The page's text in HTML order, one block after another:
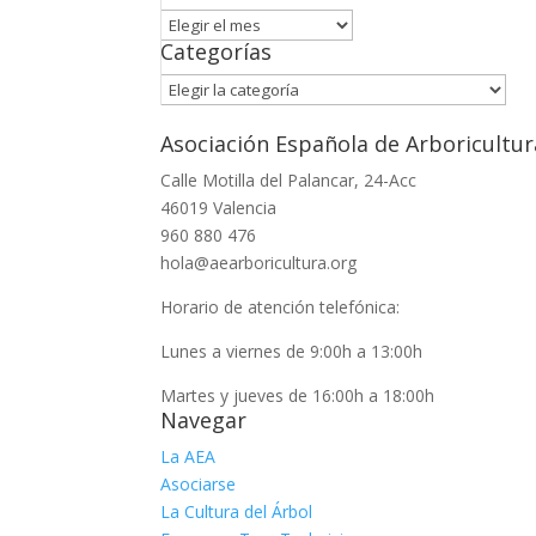
Archivo
Categorías
Categorías
Asociación Española de
Calle Motilla del Palancar, 24-Acc
46019 Valencia
960 880 476
hola@aearboricultura.org
Horario de atención telefónica:
Lunes a viernes de 9:00h a 13:00h
Martes y jueves de 16:00h a 18:00h
Navegar
La AEA
Asociarse
La Cultura del Árbol